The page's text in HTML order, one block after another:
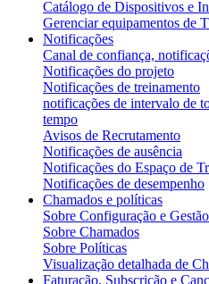
Catálogo de Dispositivos e
Gerenciar equipamentos de
Notificações
Canal de confiança,
Notificações do projeto
Notificações de treinamento
notificações de intervalo de
tempo
Avisos de Recrutamento
Notificações de ausência
Notificações do Espaço de
Notificações de desempenho
Chamados e políticas
Sobre Configuração e
Sobre Chamados
Sobre Políticas
Visualização detalhada de
Faturação, Subscrição e